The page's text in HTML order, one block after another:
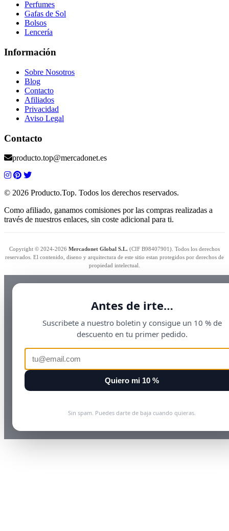
Perfumes
Gafas de Sol
Bolsos
Lencería
Información
Sobre Nosotros
Blog
Contacto
Afiliados
Privacidad
Aviso Legal
Contacto
producto.top@mercadonet.es
© 2026 Producto.Top. Todos los derechos reservados.
Como afiliado, ganamos comisiones por las compras realizadas a
través de nuestros enlaces, sin coste adicional para ti.
Copyright © 2024-2026 Mercadonet Global S.L. (CIF B98407901). Todos los derechos
reservados. El contenido, diseno y arquitectura de este sitio estan protegidos por derechos de
propiedad intelectual.
Antes de irte…
Suscribete a nuestro boletin y consigue un 10 % de
descuento en tu primer pedido.
Quiero mi 10 %
Sin spam. Puedes darte de baja cuando quieras.